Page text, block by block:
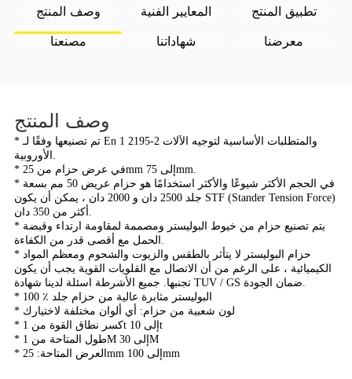
وصف المنتج المعايير الفنية
تطبيق المنتج
مصنعنا
شهاداتنا معرضنا
وصف المنتج
* تم تصنيعها وفقًا لـ En 1 2195-2 والمتطلبات الأساسية لتوجيه الآلات
الأوروبية.
* في عرض حزام من 25mm إلى 75mm.
* في الحجم الأكثر شيوعًا والأكثر استخدامًا هو حزام عريض 50 مم بسعة
جلد 2500 دان و 2000 دان ،
يمكن أن يكون STF (Stander Tension Force)
أكثر من 350 دان.
* يتم تصنيع حزام من خيوط البوليستر ومصممة لمقاومة ارتداء وقبضة
الحمل مع أقصى قدر من الكفاءة.
* حزام البوليستر لا يتأثر بالطقس والزيوت والشحوم ومعظم المواد
الكيميائية ، على الرغم من أن الاتصال مع القلويات القوية يجب أن يكون
تجنبها. جميع الأشرطة اسئلة لدينا شهادة TUV / GS ضمان الجودة.
* 100 ٪ البوليستر مثابرة عالية من حزام جلد
* لون شعبية من حزام: أي ألوان مختلفة لاختيارك
* كسر نطاق القوة من 1t إلى 10t
* طول المتاحة من 1M إلى 30M
* العرض المتاحة: 25mm إلى 100mm